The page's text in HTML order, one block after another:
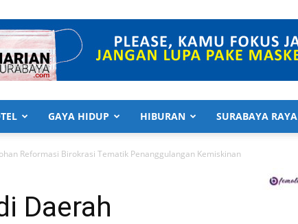
GAYA HIDUP HIBURAN SURABAYA RAYA
Reformasi Birokrasi Tematik Penanggulangan Kemiskinan
Daerah